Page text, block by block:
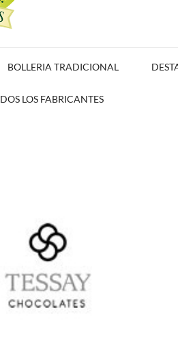
BOLLERIA TRADICIONAL
LOS FABRICANTES